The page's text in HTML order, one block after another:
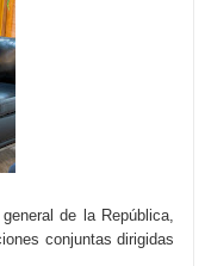
de la República,
conjuntas dirigidas